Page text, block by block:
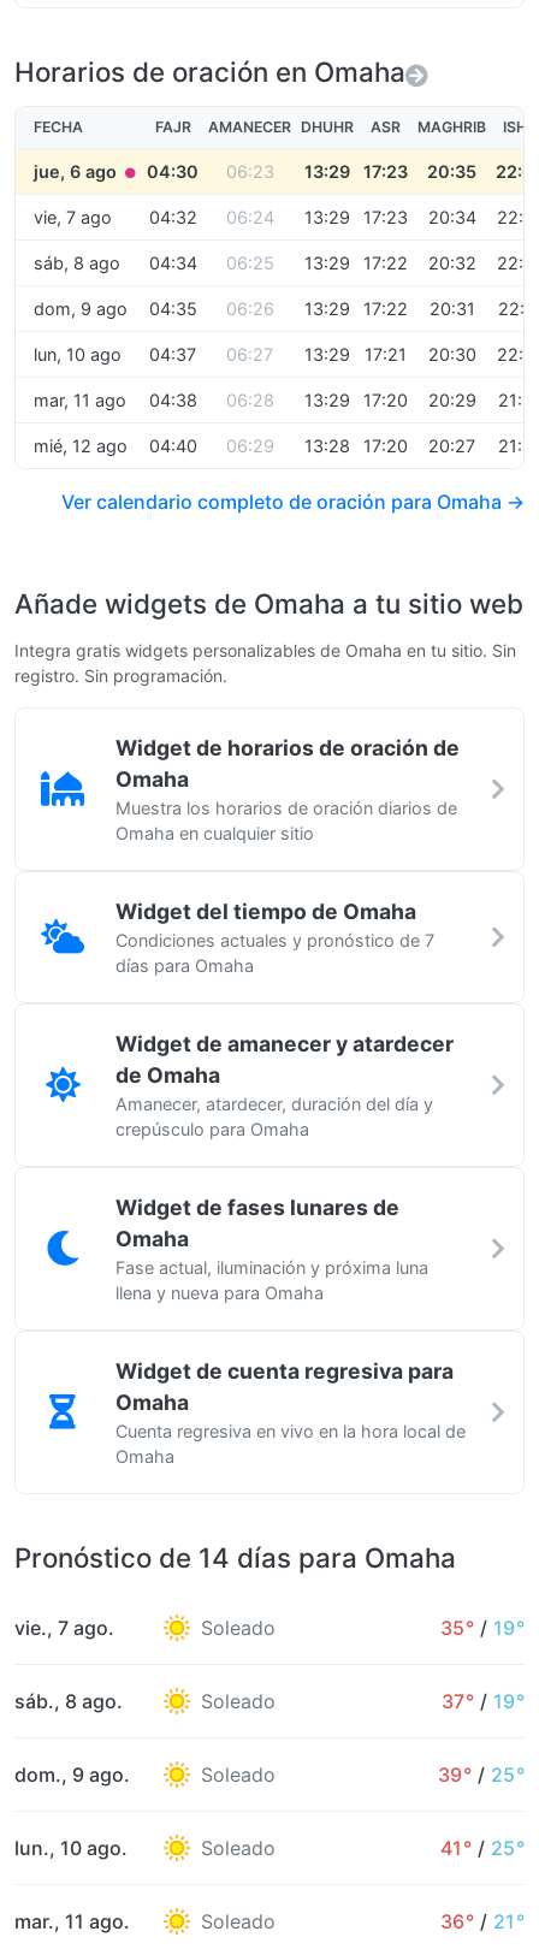
Horarios de oración en Omaha
FECHA FAJR AMANECER DHUHR ASR MAGHRIB ISHA
jue, 6 ago ● 04:30 06:23 13:29 17:23 20:35
vie, 7 ago 04:32 06:24 13:29 17:23 20:34
sáb, 8 ago 04:34 06:25 13:29 17:22 20:32
dom, 9 ago 04:35 06:26 13:29 17:22 20:31
lun, 10 ago 04:37 06:27 13:29 17:21 20:30
mar, 11 ago 04:38 06:28 13:29 17:20 20:29
mié, 12 ago 04:40 06:29 13:28 17:20 20:27
Ver calendario completo de oración para Omaha →
Añade widgets de Omaha a tu sitio web
Integra gratis widgets personalizables de Omaha en tu sitio. Sin
registro. Sin programación.
Widget de horarios de oración de
Omaha
Muestra los horarios de oración diarios de
Omaha en cualquier sitio
Widget del tiempo de Omaha
Condiciones actuales y pronóstico de 7
días para Omaha
Widget de amanecer y atardecer
de Omaha
Amanecer, atardecer, duración del día y
crepúsculo para Omaha
Widget de fases lunares de
Omaha
Fase actual, iluminación y próxima luna
llena y nueva para Omaha
Widget de cuenta regresiva para
Omaha
Cuenta regresiva en vivo en la hora local de
Omaha
Pronóstico de 14 días para Omaha
vie., 7 ago. Soleado 35° / 19°
sáb., 8 ago. Soleado 37° / 19°
dom., 9 ago. Soleado 39° / 25°
lun., 10 ago. Soleado 41° / 25°
mar., 11 ago. Soleado 36° / 21°